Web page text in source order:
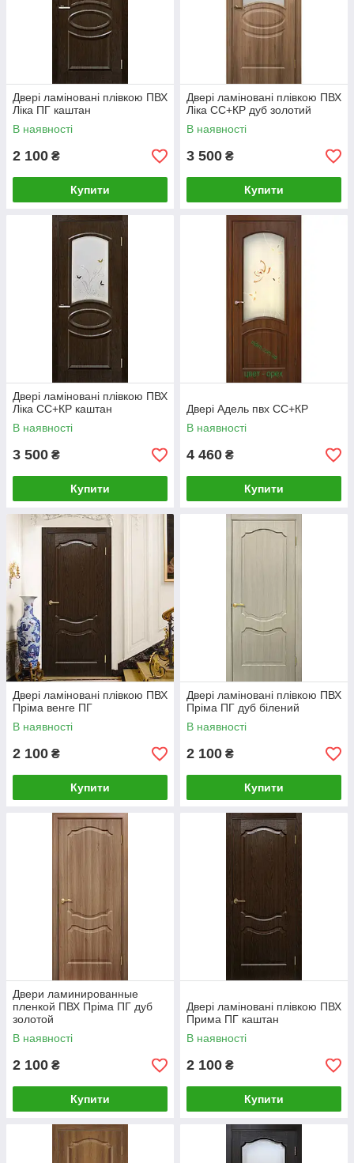
Двері ламіновані плівкою ПВХ
Ліка ПГ каштан
В наявності
2 100 ₴
Купити
Двері ламіновані плівкою ПВХ
Ліка СС+КР дуб золотий
В наявності
3 500 ₴
Купити
Двері ламіновані плівкою ПВХ
Ліка СС+КР каштан
В наявності
3 500 ₴
Купити
Двері Адель пвх СС+КР
В наявності
4 460 ₴
Купити
Двері ламіновані плівкою ПВХ
Пріма венге ПГ
В наявності
2 100 ₴
Купити
Двері ламіновані плівкою ПВХ
Пріма ПГ дуб білений
В наявності
2 100 ₴
Купити
Двери ламинированные
пленкой ПВХ Пріма ПГ дуб
золотой
В наявності
2 100 ₴
Купити
Двері ламіновані плівкою ПВХ
Прима ПГ каштан
В наявності
2 100 ₴
Купити